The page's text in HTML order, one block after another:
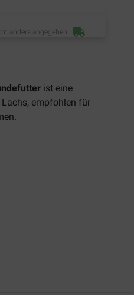
anders angegeben
ist eine
empfohlen für